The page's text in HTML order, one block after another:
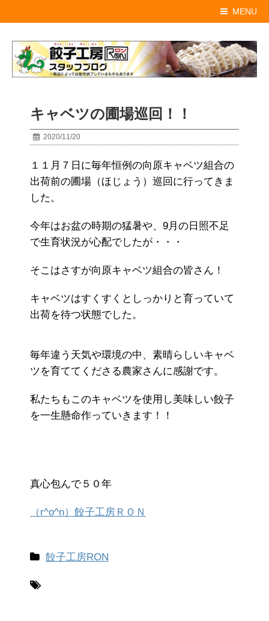
MENU
キャベツの圃場巡回！！
2020/11/20
１１月７日に毎年恒例の向原キャベツ組合の
出荷前の圃場（ほじょう）巡回に行ってきま
した。
今年はお盆の時期の猛暑や、9月の日照不足
で生育状況が心配でしたが・・・
そこはさすが向原キャベツ組合の皆さん！
キャベツはすくすくとしっかりと育っていて
出荷を待つ状態でした。
毎年違う天気や環境の中、素晴らしいキャベ
ツを育ててくださる農家さんに感謝です。
私たちもこのキャベツを使用し美味しい餃子
を一生懸命作っていきます！！
真心包んで５０年
（r^o^n）餃子工房ＲＯ Ｎ
餃子工房RON